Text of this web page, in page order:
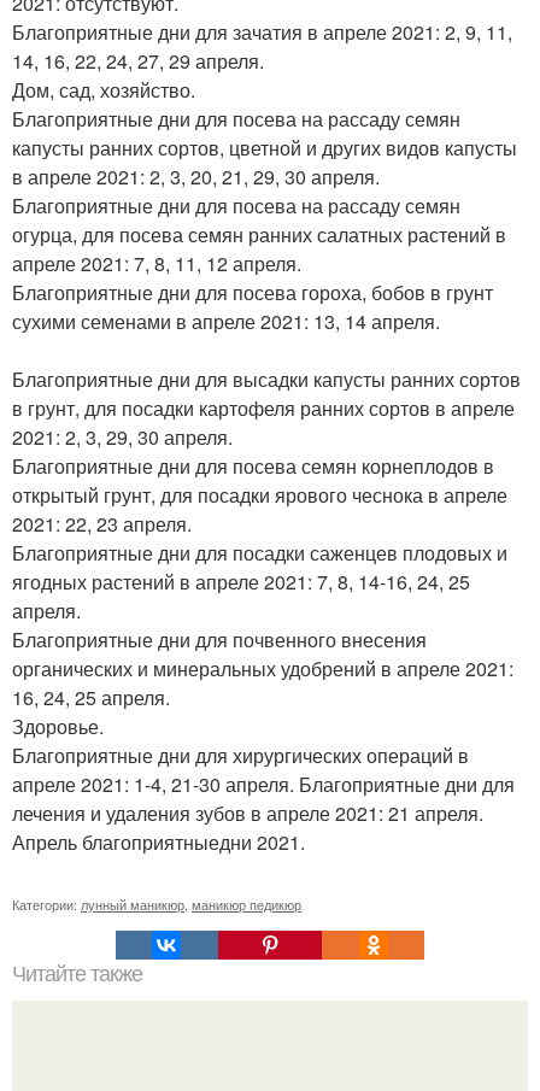
Благоприятные дни для зачатия в апреле 2021: 2, 9, 11,
14, 16, 22, 24, 27, 29 апреля.
Дом, сад, хозяйство.
Благоприятные дни для посева на рассаду семян
капусты ранних сортов, цветной и других видов капусты
в апреле 2021: 2, 3, 20, 21, 29, 30 апреля.
Благоприятные дни для посева на рассаду семян
огурца, для посева семян ранних салатных растений в
апреле 2021: 7, 8, 11, 12 апреля.
Благоприятные дни для посева гороха, бобов в грунт
сухими семенами в апреле 2021: 13, 14 апреля.
Благоприятные дни для высадки капусты ранних сортов
в грунт, для посадки картофеля ранних сортов в апреле
2021: 2, 3, 29, 30 апреля.
Благоприятные дни для посева семян корнеплодов в
открытый грунт, для посадки ярового чеснока в апреле
2021: 22, 23 апреля.
Благоприятные дни для посадки саженцев плодовых и
ягодных растений в апреле 2021: 7, 8, 14-16, 24, 25
апреля.
Благоприятные дни для почвенного внесения
органических и минеральных удобрений в апреле 2021:
16, 24, 25 апреля.
Здоровье.
Благоприятные дни для хирургических операций в
апреле 2021: 1-4, 21-30 апреля. Благоприятные дни для
лечения и удаления зубов в апреле 2021: 21 апреля.
Апрель благоприятныедни 2021.
Категории: лунный маникюр маникюр педикюр
Читайте также